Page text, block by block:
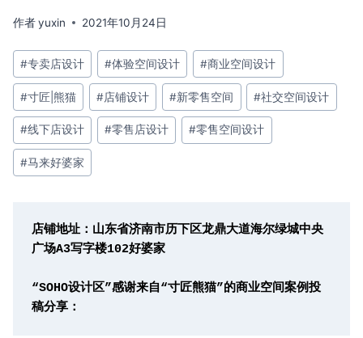
作者yuxin 2021年10月24日
文
章
标
签：
#专卖店设计 #体验空间设计 #商业空间设计
#寸匠|熊猫 #店铺设计 #新零售空间 #社交空间设计
#线下店设计 #零售店设计 #零售空间设计
#马来好婆家
店铺地址：山东省济南市历下区龙鼎大道海尔绿城中央
广场A3写字楼102好婆家
“SOHO设计区”感谢来自“寸匠熊猫”的商业空间案例投
稿分享：